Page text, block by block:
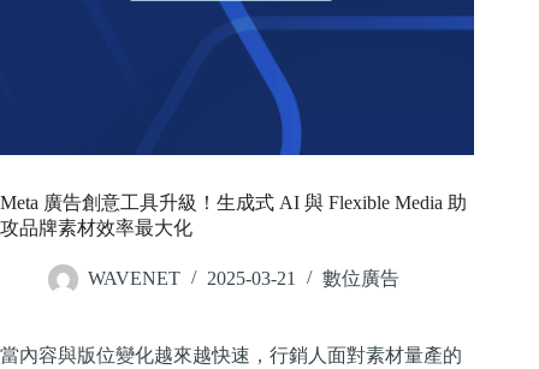
Meta 廣告創意工具升級！生成式 AI 與 Flexible Media 助
攻品牌素材效率最大化
WAVENET 2025-03-21 數位廣告
當內容與版位變化越來越快速，行銷人面對素材量產的